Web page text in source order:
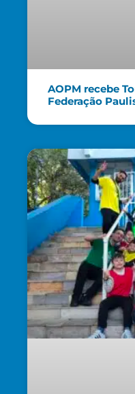
AOPM recebe
Federação